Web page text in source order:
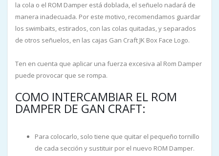
la cola o el ROM Damper está doblada, el señuelo nadará de
manera inadecuada. Por este motivo, recomendamos guardar
los swimbaits, estirados, con las colas quitadas, y separados
de otros señuelos, en las cajas Gan Craft JK Box Face Logo.
Ten en cuenta que aplicar una fuerza excesiva al Rom Damper
puede provocar que se rompa.
COMO INTERCAMBIAR EL ROM
DAMPER DE GAN CRAFT:
Para colocarlo, solo tiene que quitar el pequeño tornillo
de cada sección y sustituir por el nuevo ROM Damper.